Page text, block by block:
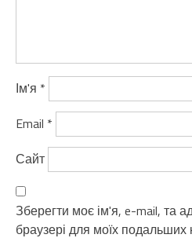
Ім'я *
Email *
Сайт
Зберегти моє ім'я, e-mail, та
браузері для моїх подальших